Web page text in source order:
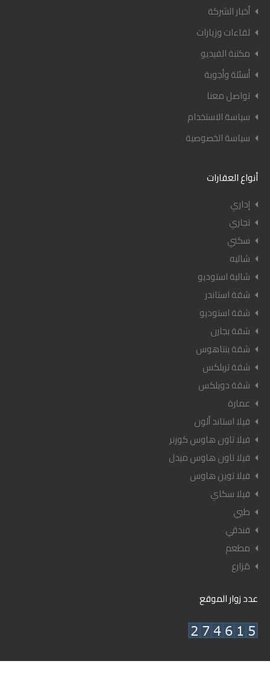
أخبار الشركة
لقاءات وزيارات
مكتبة الفيديو
أسئلة وأجوبة
تواصل معنا
سياسة الاستخدام
سياسة الخصوصية
أنواع العقارات
إداري
تجاري
سكني
شاليه
شالية استوديو
شقة استاندر
شقة استوديو
شقة بجارن
شقة بنتاهوس
شقة تربلكس
شقة دوبلكس
عمارة
فيلا استاند ألون
فيلا تاون هاوس كورنر
فيلا تاون هاوس ميدل
فيلا توين هاوس
فيلا سكاي
طبي
فندقي
مطعم
مَزارع
عدد زوار الموقع